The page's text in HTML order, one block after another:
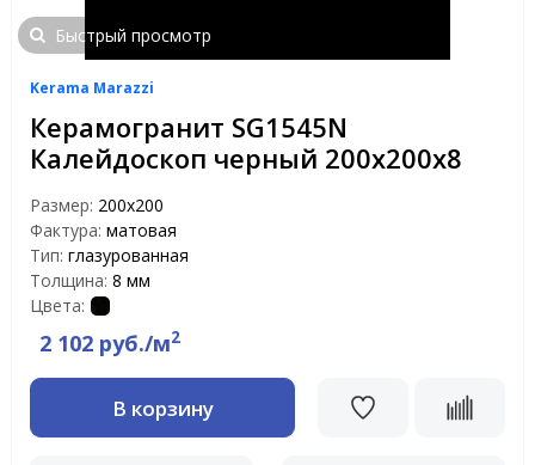
Быстрый просмотр
Kerama Marazzi
Керамогранит SG1545N
Калейдоскоп черный 200х200х8
Размер: 200x200
Фактура: матовая
Тип: глазурованная
Толщина: 8 мм
Цвета:
2 102 руб./м2
В корзину